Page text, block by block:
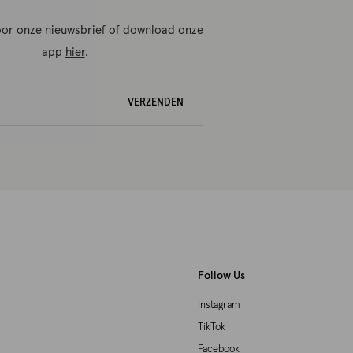
onze nieuwsbrief of download onze
app hier.
VERZENDEN
Follow Us
Instagram
TikTok
Facebook